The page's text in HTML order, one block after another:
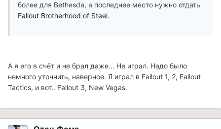
более для Bethesda, а последнее место нужно отдать
Fallout Brotherhood of Steel.
А я его в счёт и не брал даже... Не играл. Надо было
немного уточнить, наверное. Я играл в Fallout 1, 2, Fallout
Tactics, и вот.. Fallout 3, New Vegas.